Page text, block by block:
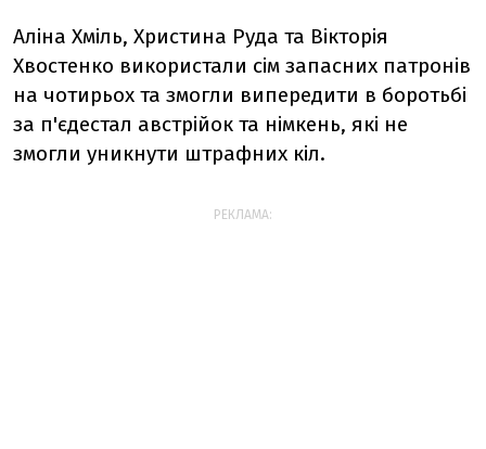
Аліна Хміль, Христина Руда та Вікторія
Хвостенко використали сім запасних патронів
на чотирьох та змогли випередити в боротьбі
за п'єдестал австрійок та німкень, які не
змогли уникнути штрафних кіл.
РЕКЛАМА: